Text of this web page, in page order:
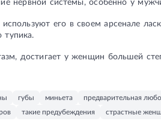
нервной системы, особенно у
его в своем арсенале
тупика.
достигает у женщин большей
губы миньета предварительная
такие предубеждения страстные